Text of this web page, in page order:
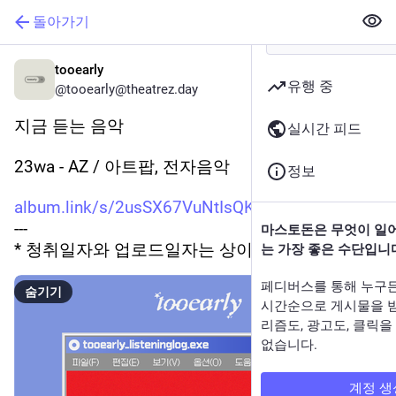
돌아가기
tooearly
@tooearly@theatrez.day
지금 듣는 음악
23wa - AZ / 아트팝, 전자음악
album.link/s/2usSX67VuNtIsQKPz
---
* 청취일자와 업로드일자는 상이할 수 있습니다.
숨기기
유행 중
실시간 피드
정보
마스토돈은 무엇이 일
는 가장 좋은 수단입니
페디버스를 통해 누구
시간순으로 게시물을
리즘도, 광고도, 클릭
없습니다.
계정 생